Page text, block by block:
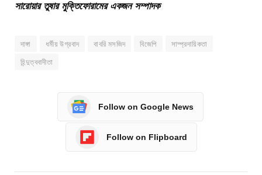
সারোয়ার তুষার মুক্তিফোরামের একজন সম্পাদক
দাঙ্গা ধর্মীয় উগ্রবাদ বাবরি মসজিদ বিজেপি
সাম্প্রদায়িকতা
হিন্দুত্ববাদীতা
Follow on Google News
Follow on Flipboard